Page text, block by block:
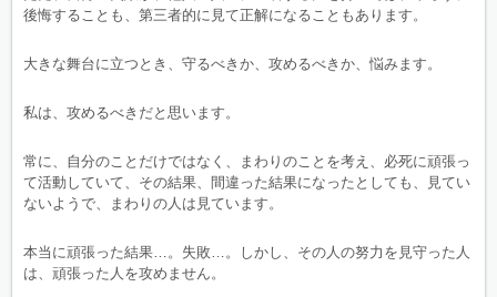
後悔することも、第三者的に見て正解になることもあります。
大きな舞台に立つとき、守るべきか、攻めるべきか、悩みます。
私は、攻めるべきだと思います。
常に、自分のことだけではなく、まわりのことを考え、必死に頑張っ
て活動していて、その結果、間違った結果になったとしても、見てい
ないようで、まわりの人は見ています。
本当に頑張った結果…。失敗…。しかし、その人の努力を見守った人
は、頑張った人を攻めません。